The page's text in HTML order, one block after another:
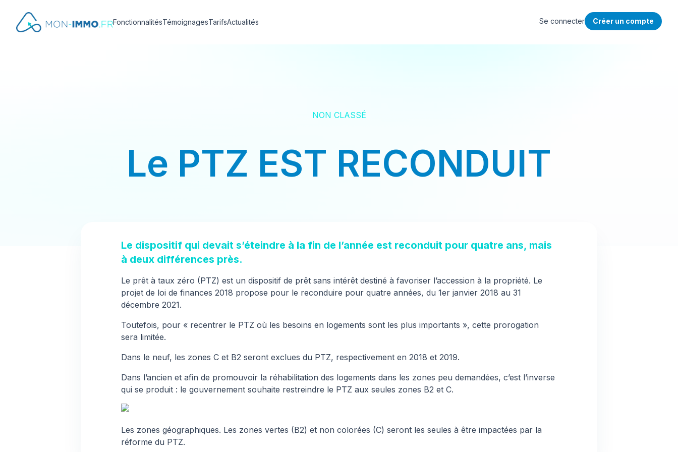
FonctionnalitésTémoignagesTarifsActualités Se connecter Créer un compte
NON CLASSÉ
Le PTZ EST RECONDUIT
Le dispositif qui devait s’éteindre à la fin de l’année est reconduit pour quatre ans, mais
à deux différences près.
Le prêt à taux zéro (PTZ) est un dispositif de prêt sans intérêt destiné à favoriser l’accession à la propriété. Le
projet de loi de finances 2018 propose pour le reconduire pour quatre années, du 1er janvier 2018 au 31
décembre 2021.
Toutefois, pour « recentrer le PTZ où les besoins en logements sont les plus importants », cette prorogation
sera limitée.
Dans le neuf, les zones C et B2 seront exclues du PTZ, respectivement en 2018 et 2019.
Dans l’ancien et afin de promouvoir la réhabilitation des logements dans les zones peu demandées, c’est l’inverse
qui se produit : le gouvernement souhaite restreindre le PTZ aux seules zones B2 et C.
Les zones géographiques. Les zones vertes (B2) et non colorées (C) seront les seules à être impactées par la
réforme du PTZ.